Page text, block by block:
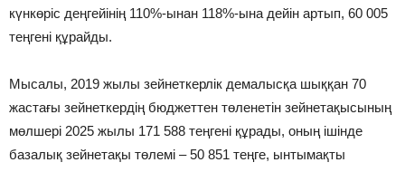
күнкөріс деңгейінің 110%-ынан 118%-ына дейін артып, 60 005
теңгені құрайды.
Мысалы, 2019 жылы зейнеткерлік демалысқа шыққан 70
жастағы зейнеткердің бюджеттен төленетін зейнетақысының
мөлшері 2025 жылы 171 588 теңгені құрады, оның ішінде
базалық зейнетақы төлемі – 50 851 теңге, ынтымақты